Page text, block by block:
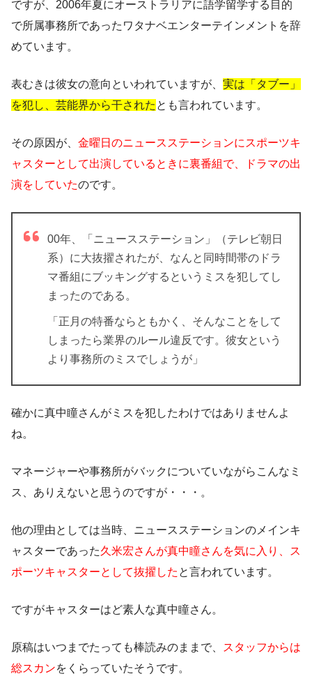
ですが、2006年夏にオーストラリアに語学留学する目的
で所属事務所であったワタナベエンターテインメントを辞
めています。
表むきは彼女の意向といわれていますが、 実は「タブー」
を犯し、芸能界から干された とも言われています。
その原因が、 金曜日のニュースステーションにスポーツキ
ャスターとして出演しているときに裏番組で、ドラマの出
演をしていたのです。
00年、「ニュースステーション」（テレビ朝日
系）に大抜擢されたが、なんと同時間帯のドラ
マ番組にブッキングするというミスを犯してし
まったのである。
「正月の特番ならともかく、そんなことをして
しまったら業界のルール違反です。彼女という
より事務所のミスでしょうが」
確かに真中瞳さんがミスを犯したわけではありませんよ
ね。
マネージャーや事務所がバックについていながらこんなミ
ス、ありえないと思うのですが・・・。
他の理由としては当時、ニュースステーションのメインキ
ャスターであった久米宏さんが真中瞳さんを気に入り、ス
ポーツキャスターとして抜擢した と言われています。
ですがキャスターはど素人な真中瞳さん。
原稿はいつまでたっても棒読みのままで、
スタッフからは
総スカンをくらっていたそうです。